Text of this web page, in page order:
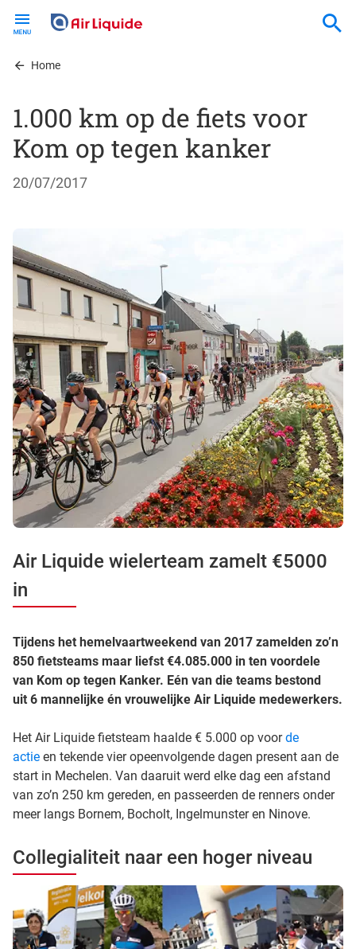
contentHome
1.000 km op de fiets voor
Kom op tegen kanker
20/07/2017
Air Liquide wielerteam zamelt €5000
in
Tijdens het hemelvaartweekend van 2017 zamelden zo’n
850 fietsteams maar liefst €4.085.000 in ten voordele
van Kom op tegen Kanker. Eén van die teams bestond
uit 6 mannelijke én vrouwelijke Air Liquide medewerkers.
Het Air Liquide fietsteam haalde € 5.000 op voorde
actie en tekende vier opeenvolgende dagen present aan de
start in Mechelen. Van daaruit werd elke dag een afstand
van zo’n 250 km gereden, en passeerden de renners onder
meer langs Bornem, Bocholt, Ingelmunster en Ninove.
Collegialiteit naar een hoger niveau